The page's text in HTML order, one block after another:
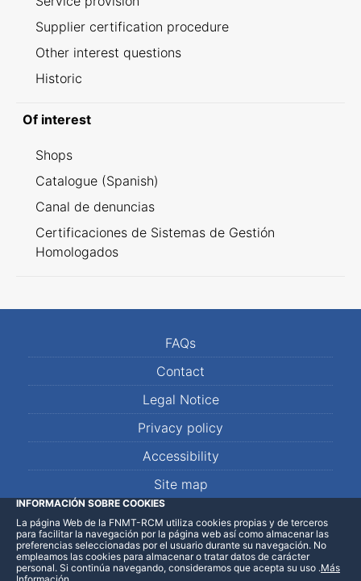
Supplier certification procedure
Other interest questions
Historic
Of interest
Shops
Catalogue (Spanish)
Canal de denuncias
Certificaciones de Sistemas de Gestión
Homologados
FAQs
Contact
Legal Notice
Privacy policy
Accessibility
Site map
LinkedInFacebookWhatsApp
INFORMACIÓN SOBRE COOKIES
La página Web de la FNMT-RCM utiliza cookies propias y de terceros
para facilitar la navegación por la página web así como almacenar las
preferencias seleccionadas por el usuario durante su navegación. No
empleamos las cookies para almacenar o tratar datos de carácter
personal. Si continúa navegando, consideramos que acepta su uso .Más